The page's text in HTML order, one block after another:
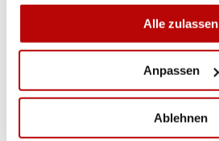
Alle zulassen
Anpassen
Ablehnen